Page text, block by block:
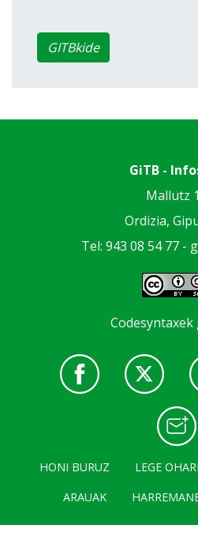
GITBkide
GiTB -
Mallutz
Ordizia,
Tel: 943 08 54 77 -
HONI BURUZ LEGE
ARAUAK